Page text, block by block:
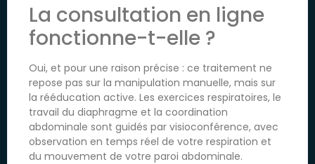
La consultation en ligne
fonctionne-t-elle ?
Oui, et pour une raison précise : ce traitement ne
repose pas sur la manipulation manuelle, mais sur
la rééducation active. Les exercices respiratoires, le
travail du diaphragme et la coordination
abdominale sont guidés par visioconférence, avec
observation en temps réel de votre respiration et
du mouvement de votre paroi abdominale.